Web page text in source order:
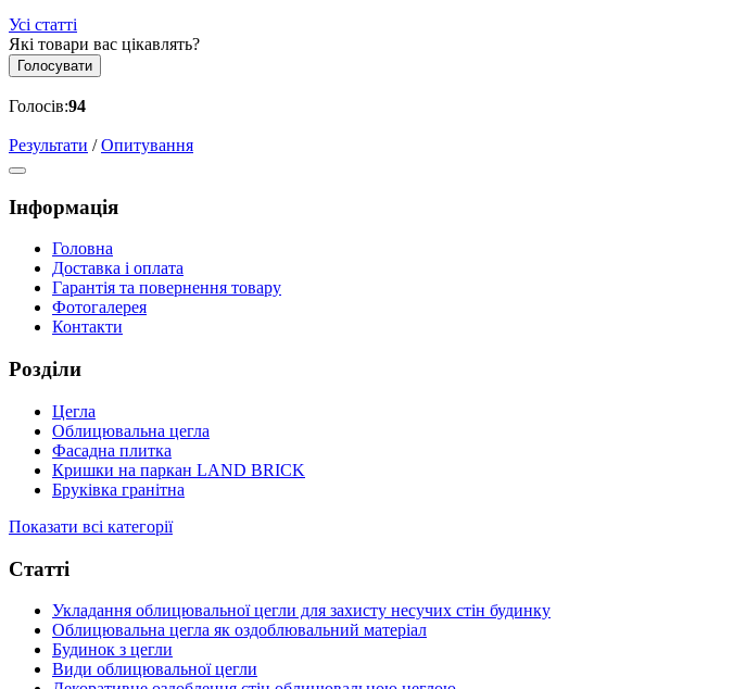
Усі статті
Які товари вас цікавлять?
Голосувати
Голосів:94
Результати /Опитування
Інформація
Головна
Доставка і оплата
Гарантія та повернення товару
Фотогалерея
Контакти
Розділи
Цегла
Облицювальна цегла
Фасадна плитка
Кришки на паркан LAND BRICK
Бруківка гранітна
Показати всі категорії
Статті
Укладання облицювальної цегли для захисту несучих стін будинку
Облицювальна цегла як оздоблювальний матеріал
Будинок з цегли
Види облицювальної цегли